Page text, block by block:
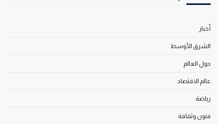
أخبار
الشرق الأوسط
حول العالم
عالم الاقتصاد
رياضة
فنون وثقافة